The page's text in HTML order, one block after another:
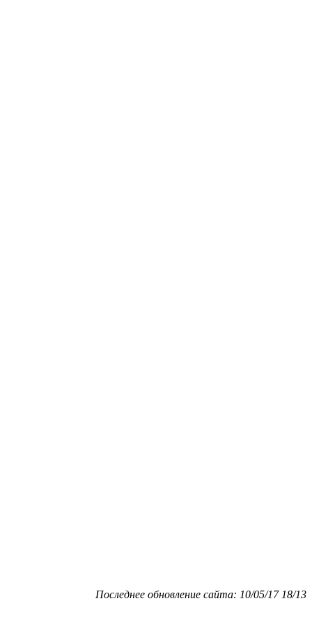
Последнее обновление сайта: 10/05/17 18/13